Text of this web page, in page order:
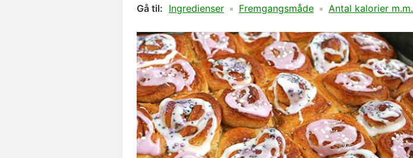
Gå til: Ingredienser Fremgangsmåde Antal kalorier m.m.